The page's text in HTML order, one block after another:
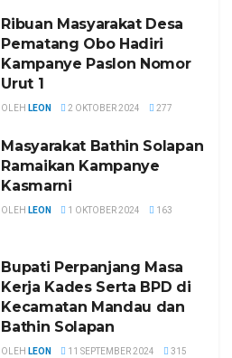
Ribuan Masyarakat Desa
Pematang Obo Hadiri
Kampanye Paslon Nomor
Urut 1
OLEH LEON 2 OKTOBER 2024 277
Masyarakat Bathin Solapan
Ramaikan Kampanye
Kasmarni
OLEH LEON 1 OKTOBER 2024 163
Bupati Perpanjang Masa
Kerja Kades Serta BPD di
Kecamatan Mandau dan
Bathin Solapan
OLEH LEON 11 SEPTEMBER 2024 315